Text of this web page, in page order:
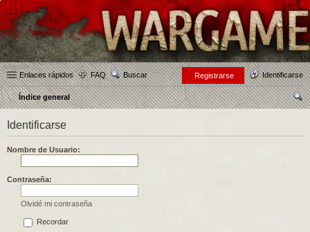
Enlaces rápidos FAQ Buscar Identificarse
Registrarse
Índice general
Identificarse
Nombre de Usuario:
Contraseña:
Olvidé mi contraseña
Recordar